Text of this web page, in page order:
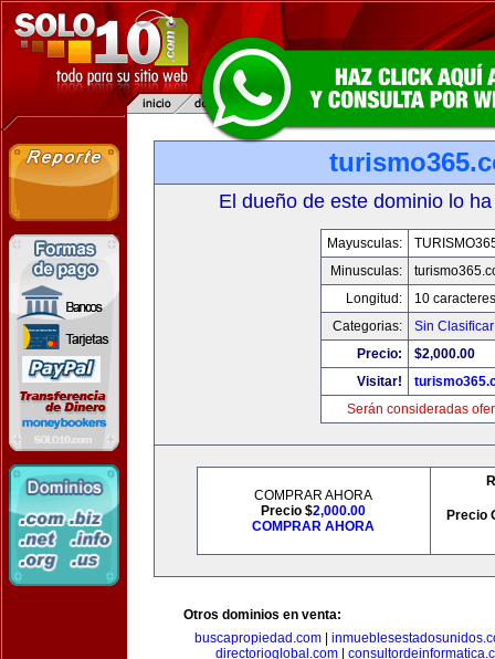
El dueño de este dominio lo
Mayusculas:
Minusculas:
Longitud:
10 caracteres
Categorias:
Sin Clasificar
Precio:
$2,000.00
Visitar!
Serán consideradas
COMPRAR AHORA
Precio $2,000.00
COMPRAR AHORA
Precio
Otros dominios en venta:
buscapropiedad.com
directorioglobal.com